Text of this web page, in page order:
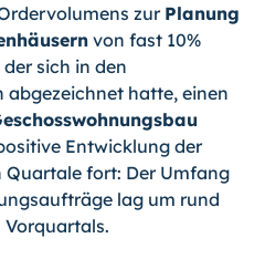
zurPlanung
von fast 10%
sich in den
hatte, einen
Entwicklung der
fort: Der Umfang
lag um rund
Vorquartals.